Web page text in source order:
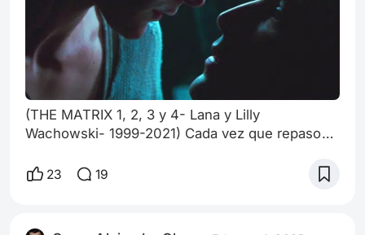
(THE MATRIX 1, 2, 3 y 4- Lana y Lilly
Wachowski- 1999-2021) Cada vez que repaso
conclusión. Hay amores que no sólo
sostener esa química que fluye desde el primer
23 19